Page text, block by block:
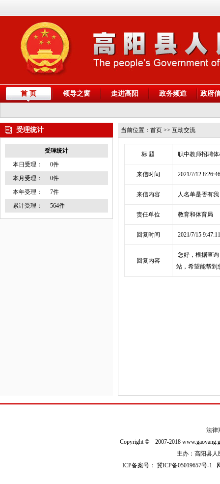
首 页 领导之窗 走进高阳 政务频道 政府
受理统计
受理统计
本日受理：
0件
本月受理：
0件
本年受理：
7件
累计受理：
564件
当前位置： 首页 >> 互动交流
标 题 职中教师招聘
来信时间 2021/7/12 8:26:46
来信内容 人名单是否有我
责任单位 教育和体育局
回复时间 2021/7/15 9:47:11
回复内容
您好，根据查
站，希望能帮到
法律
Copyright© 2007-2018
主办：高阳县人
ICP备案号：冀ICP备05019657号-1